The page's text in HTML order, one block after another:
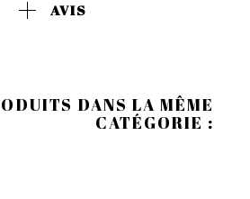
AVIS
DANS LA MÊME
CATÉGORIE :